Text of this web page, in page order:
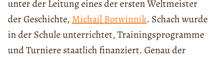
unter der Leitung eines der ersten Weltmeister
der Geschichte, Michail Botwinnik. Schach wurde
in der Schule unterrichtet, Trainingsprogramme
und Turniere staatlich finanziert. Genau der